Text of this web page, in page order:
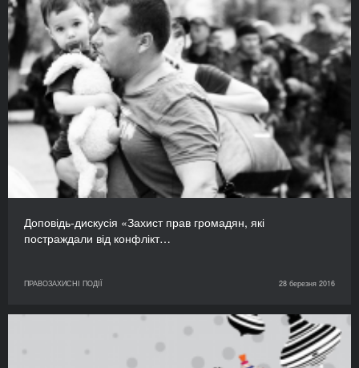
Доповідь-дискусія «Захист прав громадян, які
постраждали від конфлікт…
ПРАВОЗАХИСНІ ПОДІЇ 28 березня 2016